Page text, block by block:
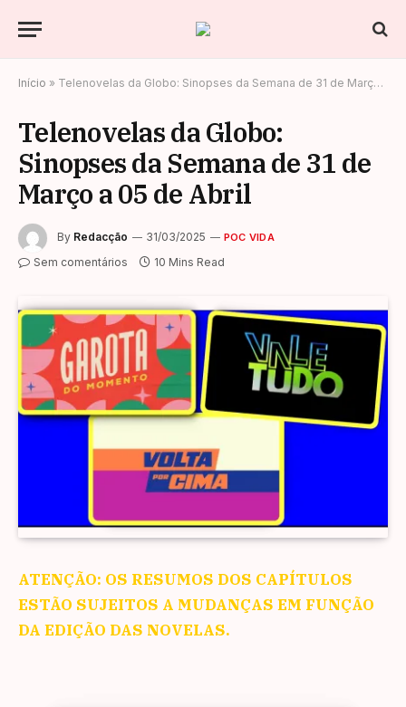
Início » Telenovelas da Globo: Sinopses da Semana de 31 de Março a 05 de Abril
Telenovelas da Globo:
Sinopses da Semana de 31 de
Março a 05 de Abril
By Redacção 31/03/2025 POC VIDA
Sem comentários 10 Mins Read
ATENÇÃO: OS RESUMOS DOS CAPÍTULOS
ESTÃO SUJEITOS A MUDANÇAS EM FUNÇÃO
DA EDIÇÃO DAS NOVELAS.